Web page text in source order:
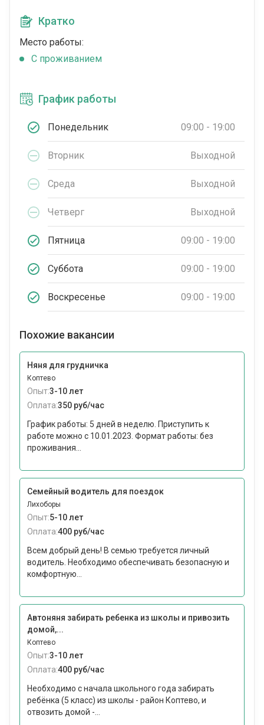
Кратко
Место работы:
С проживанием
График работы
Понедельник 09:00 - 19:00
Вторник Выходной
Среда Выходной
Четверг Выходной
Пятница 09:00 - 19:00
Суббота 09:00 - 19:00
Воскресенье 09:00 - 19:00
Похожие вакансии
Няня для грудничка
Коптево
Опыт:3-10 лет
Оплата:350 руб/час
График работы: 5 дней в неделю. Приступить к
работе можно c 10.01.2023. Формат работы: без
проживания...
Семейный водитель для поездок
Лихоборы
Опыт:5-10 лет
Оплата:400 руб/час
Всем добрый день! В семью требуется личный
водитель. Необходимо обеспечивать безопасную и
комфортную...
Автоняня забирать ребенка из школы и привозить
домой,...
Коптево
Опыт:3-10 лет
Оплата:400 руб/час
Необходимо с начала школьного года забирать
ребёнка (5 класс) из школы - район Коптево, и
отвозить домой -...